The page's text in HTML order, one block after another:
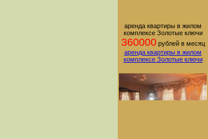
аренда квартиры в жилом
комплексе Золотые ключи
360000рублей в месяц
аренда квартиры в жилом
комплексе Золотые ключи